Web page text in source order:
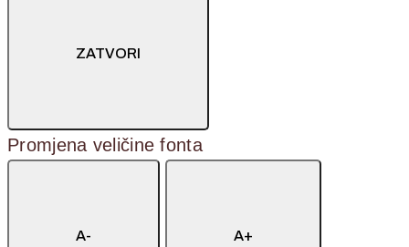
ZATVORI
Promjena veličine fonta
A- A+